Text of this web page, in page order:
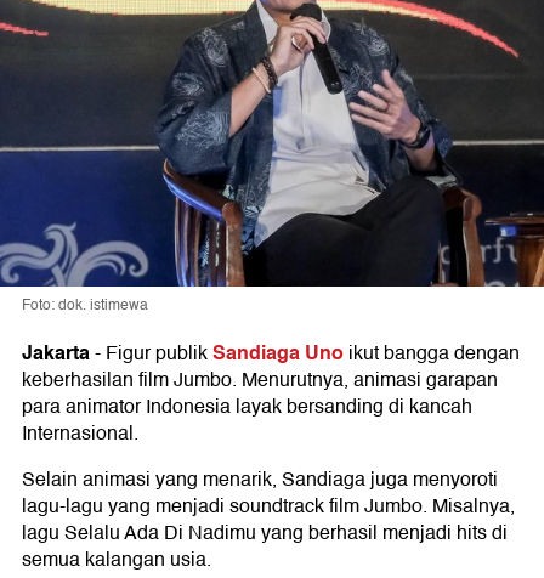
Foto: dok. istimewa
Jakarta-Figur publikSandiaga Unoikut bangga dengan
keberhasilan film Jumbo. Menurutnya, animasi garapan
para animator Indonesia layak bersanding di kancah
Internasional.
Selain animasi yang menarik, Sandiaga juga menyoroti
lagu-lagu yang menjadi soundtrack film Jumbo. Misalnya,
lagu Selalu Ada Di Nadimu yang berhasil menjadi hits di
semua kalangan usia.